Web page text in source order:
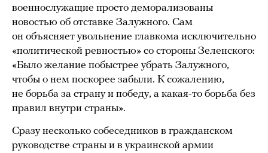
военнослужащие просто деморализованы
новостью об отставке Залужного. Сам
он объясняет увольнение главкома исключительно
«политической ревностью» со стороны Зеленского:
«Было желание побыстрее убрать Залужного,
чтобы о нем поскорее забыли. К сожалению,
не борьба за страну и победу, а какая-то борьба без
правил внутри страны».
Сразу несколько собеседников в гражданском
руководстве страны и в украинской армии